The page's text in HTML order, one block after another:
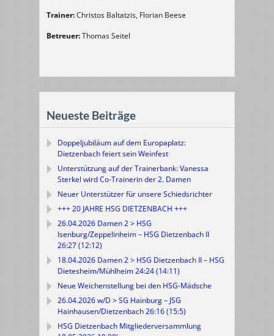
Trainer:Christos Baltatzis, Florian Beese
Betreuer:Thomas Seitel
Neueste Beiträge
Doppeljubiläum auf dem Europaplatz:
Dietzenbach feiert sein Weinfest
Unterstützung auf der Trainerbank: Vanessa
Sterkel wird Co-Trainerin der 2. Damen
Neuer Unterstützer für unsere Schiedsrichter
+++ 20 JAHRE HSG DIETZENBACH +++
26.04.2026 Damen 2 > HSG
Isenburg/Zeppelinheim – HSG Dietzenbach II
26:27 (12:12)
18.04.2026 Damen 2 > HSG Dietzenbach II – HSG
Dietesheim/Mühlheim 24:24 (14:11)
Neue Weichenstellung bei den HSG-Mädsche
26.04.2026 w/D > SG Hainburg – JSG
Hainhausen/Dietzenbach 26:16 (15:5)
HSG Dietzenbach Mitgliederversammlung